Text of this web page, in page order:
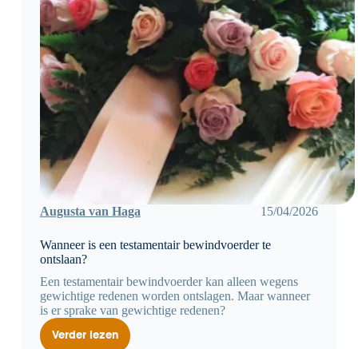
Augusta van Haga 15/04/2026
Wanneer is een testamentair bewindvoerder te
ontslaan?
Een testamentair bewindvoerder kan alleen wegens
gewichtige redenen worden ontslagen. Maar wanneer
is er sprake van gewichtige redenen?
Verder lezen
Wanneer